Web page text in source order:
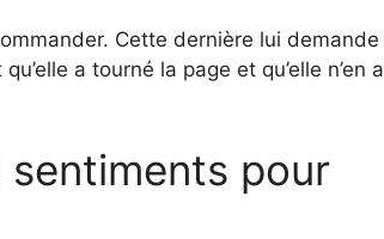
Cette dernière lui demande
a tourné la page et qu’elle n’en a
sentiments pour